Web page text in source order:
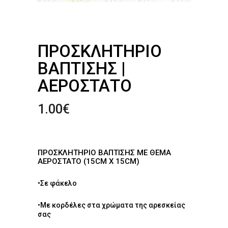
ΠΡΟΣΚΛΗΤΉΡΙΟ
ΒΆΠΤΙΣΗΣ |
ΑΕΡΌΣΤΑΤΟ
1.00€
ΠΡΟΣΚΛΗΤΉΡΙΟ ΒΆΠΤΙΣΗΣ ΜΕ ΘΈΜΑ
ΑΕΡΌΣΤΑΤΟ (15CM X 15CM)
•Σε φάκελο
•Με κορδέλες στα χρώματα της αρεσκείας
σας